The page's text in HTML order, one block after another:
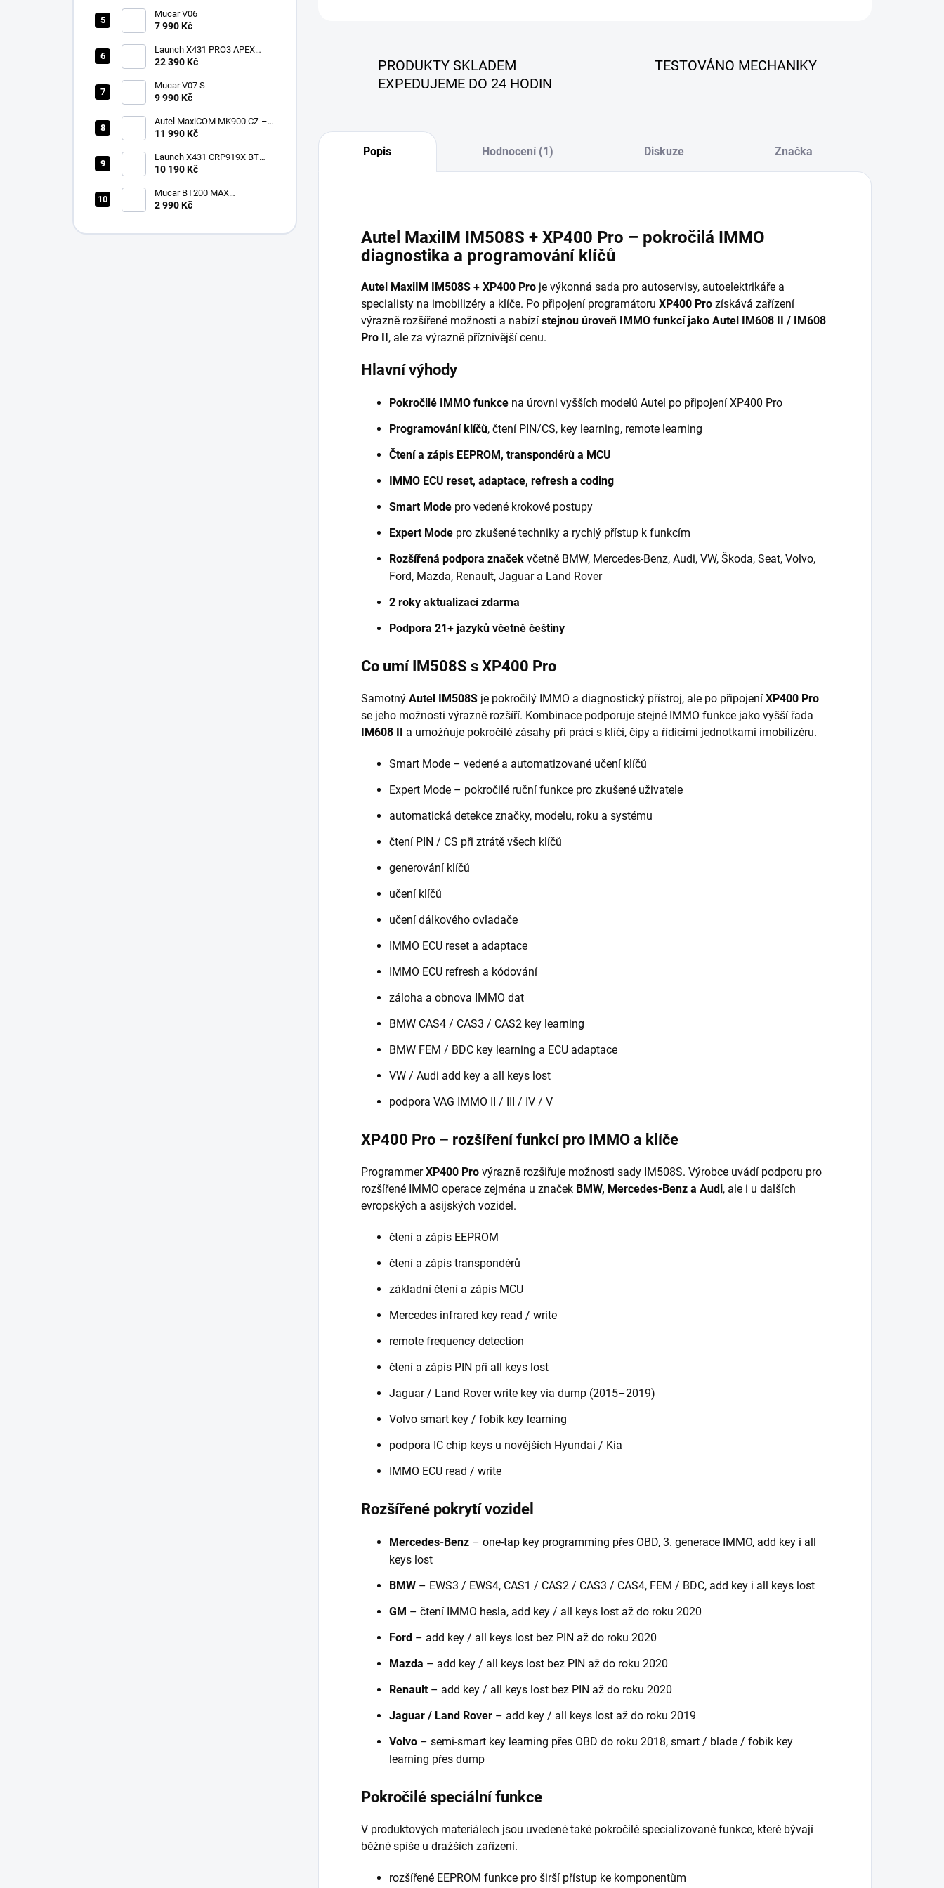
Mucar V06
7 990 Kč
Launch X431 PRO3 APEX
2026 CZ
22 390 Kč
Mucar V07 S
9 990 Kč
Autel MaxiCOM MK900 CZ –
2026 profesionální
11 990 Kč
Launch X431 CRP919X BT
Bluetooth
10 190 Kč
Mucar BT200 MAX
multiznačková diagnostika v
2 990 Kč
PRODUKTY SKLADEM
EXPEDUJEME DO 24 HODIN
TESTOVÁNO MECHANIKY
Popis Hodnocení (1) Diskuze Značka
Autel MaxiIM IM508S + XP400 Pro – pokročilá IMMO
diagnostika a programování klíčů
Autel MaxiIM IM508S + XP400 Pro je výkonná sada pro autoservisy, autoelektrikáře a
specialisty na imobilizéry a klíče. Po připojení programátoru XP400 Pro získává zařízení
výrazně rozšířené možnosti a nabízí stejnou úroveň IMMO funkcí jako Autel IM608 II / IM608
Pro II, ale za výrazně příznivější cenu.
Hlavní výhody
Pokročilé IMMO funkce na úrovni vyšších modelů Autel po připojení XP400 Pro
Programování klíčů, čtení PIN/CS, key learning, remote learning
Čtení a zápis EEPROM, transpondérů a MCU
IMMO ECU reset, adaptace, refresh a coding
Smart Mode pro vedené krokové postupy
Expert Mode pro zkušené techniky a rychlý přístup k funkcím
Rozšířená podpora značek včetně BMW, Mercedes-Benz, Audi, VW, Škoda, Seat, Volvo,
Ford, Mazda, Renault, Jaguar a Land Rover
2 roky aktualizací zdarma
Podpora 21+ jazyků včetně češtiny
Co umí IM508S s XP400 Pro
Samotný Autel IM508S je pokročilý IMMO a diagnostický přístroj, ale po připojení XP400 Pro
se jeho možnosti výrazně rozšíří. Kombinace podporuje stejné IMMO funkce jako vyšší řada
IM608 II a umožňuje pokročilé zásahy při práci s klíči, čipy a řídicími jednotkami imobilizéru.
Smart Mode – vedené a automatizované učení klíčů
Expert Mode – pokročilé ruční funkce pro zkušené uživatele
automatická detekce značky, modelu, roku a systému
čtení PIN / CS při ztrátě všech klíčů
generování klíčů
učení klíčů
učení dálkového ovladače
IMMO ECU reset a adaptace
IMMO ECU refresh a kódování
záloha a obnova IMMO dat
BMW CAS4 / CAS3 / CAS2 key learning
BMW FEM / BDC key learning a ECU adaptace
VW / Audi add key a all keys lost
podpora VAG IMMO II / III / IV / V
XP400 Pro – rozšíření funkcí pro IMMO a klíče
ProgrammerXP400 Pro výrazně rozšiřuje možnosti sady IM508S. Výrobce uvádí podporu pro
rozšířené IMMO operace zejména u značek BMW, Mercedes-Benz a Audi, ale i u dalších
evropských a asijských vozidel.
čtení a zápis EEPROM
čtení a zápis transpondérů
základní čtení a zápis MCU
Mercedes infrared key read / write
remote frequency detection
čtení a zápis PIN při all keys lost
Jaguar / Land Rover write key via dump (2015–2019)
Volvo smart key / fobik key learning
podpora IC chip keys u novějších Hyundai / Kia
IMMO ECU read / write
Rozšířené pokrytí vozidel
Mercedes-Benz – one-tap key programming přes OBD, 3. generace IMMO, add key i all
keys lost
BMW – EWS3 / EWS4, CAS1 / CAS2 / CAS3 / CAS4, FEM / BDC, add key i all keys lost
GM – čtení IMMO hesla, add key / all keys lost až do roku 2020
Ford – add key / all keys lost bez PIN až do roku 2020
Mazda – add key / all keys lost bez PIN až do roku 2020
Renault– add key / all keys lost bez PIN až do roku 2020
Jaguar / Land Rover – add key / all keys lost až do roku 2019
Volvo – semi-smart key learning přes OBD do roku 2018, smart / blade / fobik key
learning přes dump
Pokročilé speciální funkce
V produktových materiálech jsou uvedené také pokročilé specializované funkce, které bývají
běžné spíše u dražších zařízení.
rozšířené EEPROM funkce pro širší přístup ke komponentům